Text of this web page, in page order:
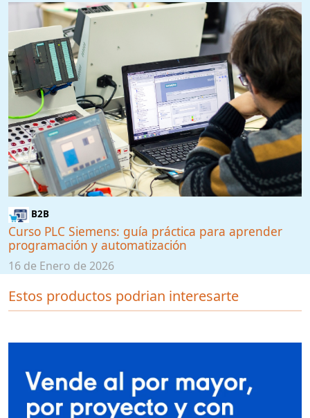
B2B
Curso PLC Siemens: guía práctica para aprender
programación y automatización
16 de Enero de 2026
Estos productos podrian interesarte